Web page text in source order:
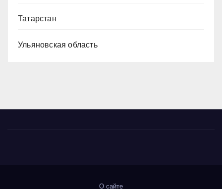
Татарстан
Ульяновская область
О сайте